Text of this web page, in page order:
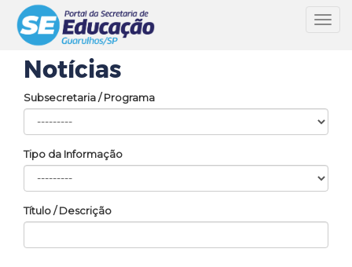
Notícias
Subsecretaria / Programa
Tipo da Informação
Título / Descrição